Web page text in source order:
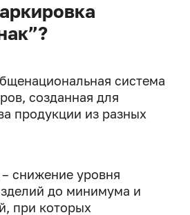
система
созданная для
продукции из разных
снижение уровня
до минимума и
при которых